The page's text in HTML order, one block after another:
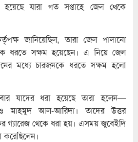
যারা গত সপ্তাহে জেল থেকে
জানিয়েছিল, তারা জেল পালানো
ধরতে সক্ষম হয়েছেন। এ নিয়ে জেল
মধ্যে চারজনকে ধরতে সক্ষম হলো
যাদের ধরা হয়েছে তারা হলেন—
মাহমুদ আল-আরিদা। তাদের উত্তর
গ্যারেজ থেকে ধরা হয়। এসময় জুবেইদি
করেছিলেন।